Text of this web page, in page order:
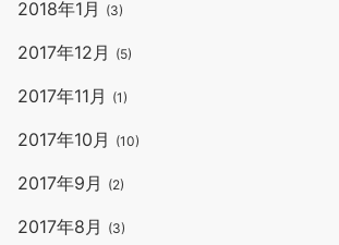
2018年1月 (3)
2017年12月 (5)
2017年11月 (1)
2017年10月 (10)
2017年9月 (2)
2017年8月 (3)